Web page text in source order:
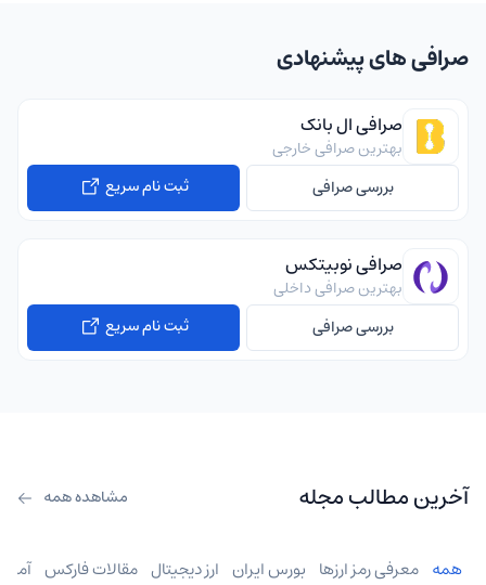
صرافی های پیشنهادی
صرافی ال بانک
بهترین صرافی خارجی
بررسی صرافی
ثبت نام سریع
صرافی نوبیتکس
بهترین صرافی داخلی
بررسی صرافی
ثبت نام سریع
آخرین مطالب مجله مشاهده همه
همه معرفی رمز ارزها بورس ایران ارز دیجیتال مقالات فارکس